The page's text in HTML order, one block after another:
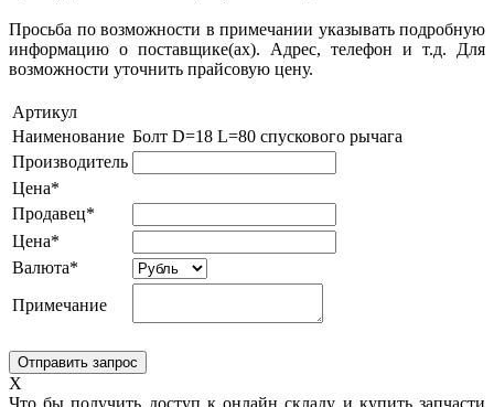
Просьба по возможности в примечании указывать подробную
информацию о поставщике(ах). Адрес, телефон и т.д. Для
возможности уточнить прайсовую цену.
Артикул
Наименование Болт D=18 L=80 спускового рычага
Производитель
Цена*
Продавец*
Цена*
Валюта*
Примечание
X
Что бы получить доступ к онлайн складу и купить запчасти